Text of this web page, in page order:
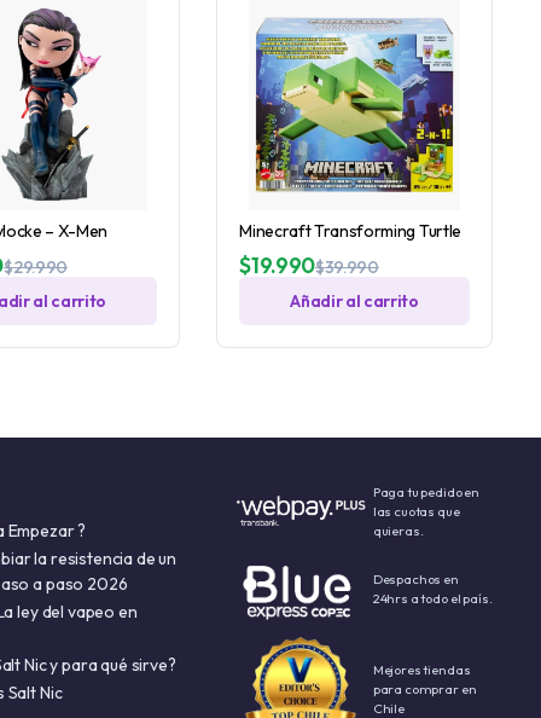
– X-Men
$29.990
al carrito
Minecraft Transforming Turtle
$39.990
$19.990
Añadir al carrito
Empezar ?
la resistencia de un
a paso 2026
ley del vapeo en
Nic y para qué sirve?
Salt Nic
Paga tu pedido en
las cuotas que
quieras.
Despachos en
24hrs a todo el país.
Mejores tiendas
para comprar en
Chile